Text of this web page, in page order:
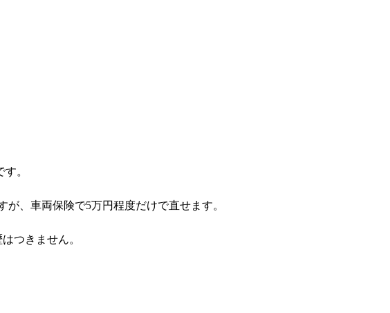
。
、車両保険で5万円程度だけで直せます。
つきません。